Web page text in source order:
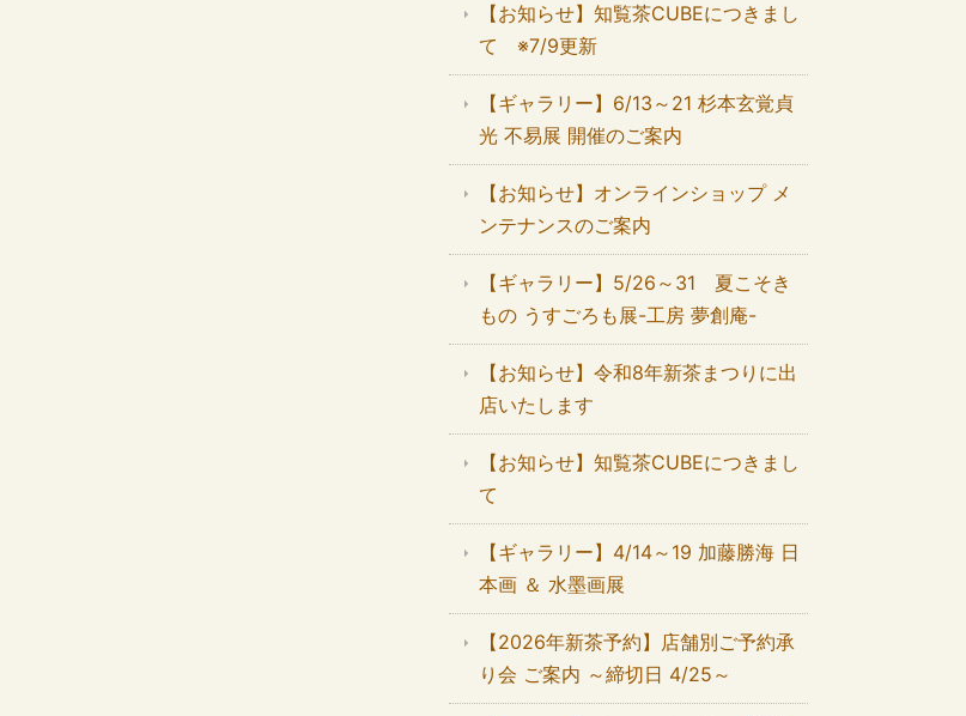
【お知らせ】知覧茶CUBEにつきまし
て ※7/9更新
【ギャラリー】6/13～21 杉本玄覚貞
光 不易展 開催のご案内
【お知らせ】オンラインショップ メ
ンテナンスのご案内
【ギャラリー】5/26～31 夏こそき
もの うすごろも展-工房 夢創庵-
【お知らせ】令和8年新茶まつりに出
店いたします
【お知らせ】知覧茶CUBEにつきまし
て
【ギャラリー】4/14～19 加藤勝海 日
本画 ＆ 水墨画展
【2026年新茶予約】店舗別ご予約承
り会 ご案内 ～締切日 4/25～